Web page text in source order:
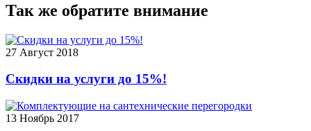
Так же обратите внимание
27 Август 2018
Скидки на услуги до 15%!
13 Ноябрь 2017